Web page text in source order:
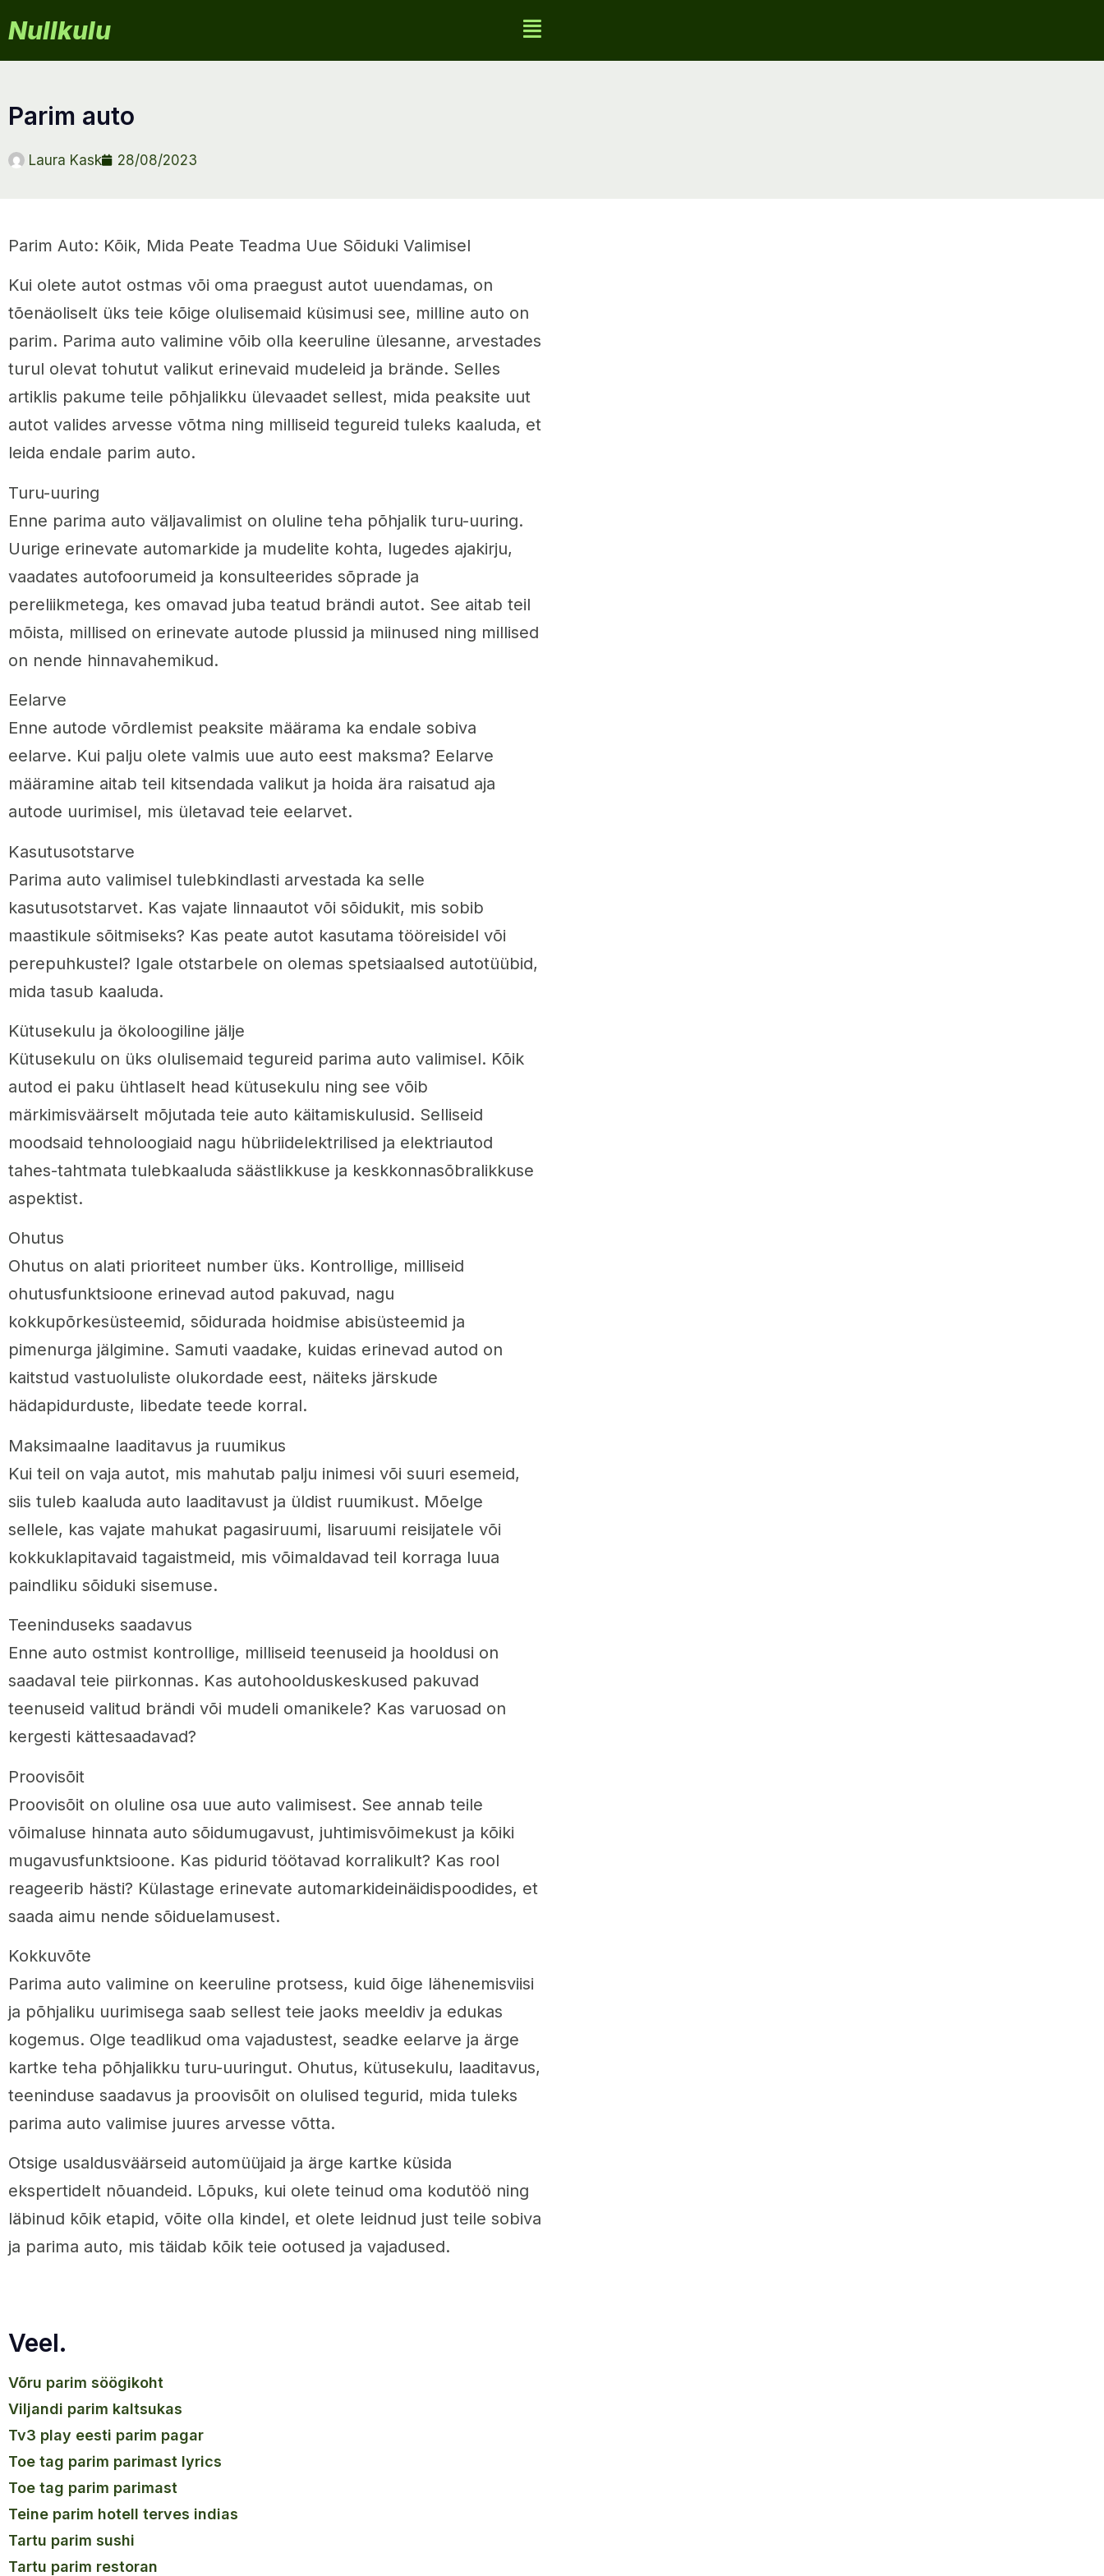
Nullkulu
parim auto
Laura Kask 28/08/2023
Parim Auto: Kõik, Mida Peate Teadma Uue Sõiduki Valimisel
Kui olete autot ostmas või oma praegust autot uuendamas, on
tõenäoliselt üks teie kõige olulisemaid küsimusi see, milline auto on
parim. Parima auto valimine võib olla keeruline ülesanne, arvestades
turul olevat tohutut valikut erinevaid mudeleid ja brände. Selles
artiklis pakume teile põhjalikku ülevaadet sellest, mida peaksite uut
autot valides arvesse võtma ning milliseid tegureid tuleks kaaluda, et
leida endale parim auto.
Turu-uuring
Enne parima auto väljavalimist on oluline teha põhjalik turu-uuring.
Uurige erinevate automarkide ja mudelite kohta, lugedes ajakirju,
vaadates autofoorumeid ja konsulteerides sõprade ja
pereliikmetega, kes omavad juba teatud brändi autot. See aitab teil
mõista, millised on erinevate autode plussid ja miinused ning millised
on nende hinnavahemikud.
Eelarve
Enne autode võrdlemist peaksite määrama ka endale sobiva
eelarve. Kui palju olete valmis uue auto eest maksma? Eelarve
määramine aitab teil kitsendada valikut ja hoida ära raisatud aja
autode uurimisel, mis ületavad teie eelarvet.
Kasutusotstarve
Parima auto valimisel tulebkindlasti arvestada ka selle
kasutusotstarvet. Kas vajate linnaautot või sõidukit, mis sobib
maastikule sõitmiseks? Kas peate autot kasutama tööreisidel või
perepuhkustel? Igale otstarbele on olemas spetsiaalsed autotüübid,
mida tasub kaaluda.
Kütusekulu ja ökoloogiline jälje
Kütusekulu on üks olulisemaid tegureid parima auto valimisel. Kõik
autod ei paku ühtlaselt head kütusekulu ning see võib
märkimisväärselt mõjutada teie auto käitamiskulusid. Selliseid
moodsaid tehnoloogiaid nagu hübriidelektrilised ja elektriautod
tahes-tahtmata tulebkaaluda säästlikkuse ja keskkonnasõbralikkuse
aspektist.
Ohutus
Ohutus on alati prioriteet number üks. Kontrollige, milliseid
ohutusfunktsioone erinevad autod pakuvad, nagu
kokkupõrkesüsteemid, sõidurada hoidmise abisüsteemid ja
pimenurga jälgimine. Samuti vaadake, kuidas erinevad autod on
kaitstud vastuoluliste olukordade eest, näiteks järskude
hädapidurduste, libedate teede korral.
Maksimaalne laaditavus ja ruumikus
Kui teil on vaja autot, mis mahutab palju inimesi või suuri esemeid,
siis tuleb kaaluda auto laaditavust ja üldist ruumikust. Mõelge
sellele, kas vajate mahukat pagasiruumi, lisaruumi reisijatele või
kokkuklapitavaid tagaistmeid, mis võimaldavad teil korraga luua
paindliku sõiduki sisemuse.
Teeninduseks saadavus
Enne auto ostmist kontrollige, milliseid teenuseid ja hooldusi on
saadaval teie piirkonnas. Kas autohoolduskeskused pakuvad
teenuseid valitud brändi või mudeli omanikele? Kas varuosad on
kergesti kättesaadavad?
Proovisõit
Proovisõit on oluline osa uue auto valimisest. See annab teile
võimaluse hinnata auto sõidumugavust, juhtimisvõimekust ja kõiki
mugavusfunktsioone. Kas pidurid töötavad korralikult? Kas rool
reageerib hästi? Külastage erinevate automarkideinäidispoodides, et
saada aimu nende sõiduelamusest.
Kokkuvõte
Parima auto valimine on keeruline protsess, kuid õige lähenemisviisi
ja põhjaliku uurimisega saab sellest teie jaoks meeldiv ja edukas
kogemus. Olge teadlikud oma vajadustest, seadke eelarve ja ärge
kartke teha põhjalikku turu-uuringut. Ohutus, kütusekulu, laaditavus,
teeninduse saadavus ja proovisõit on olulised tegurid, mida tuleks
parima auto valimise juures arvesse võtta.
Otsige usaldusväärseid automüüjaid ja ärge kartke küsida
ekspertidelt nõuandeid. Lõpuks, kui olete teinud oma kodutöö ning
läbinud kõik etapid, võite olla kindel, et olete leidnud just teile sobiva
ja parima auto, mis täidab kõik teie ootused ja vajadused.
Veel.
võru parim söögikoht
viljandi parim kaltsukas
tv3 play eesti parim pagar
toe tag parim parimast lyrics
toe tag parim parimast
teine parim hotell terves indias
tartu parim sushi
tartu parim restoran